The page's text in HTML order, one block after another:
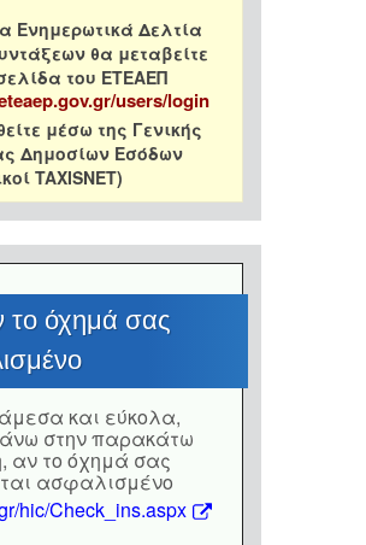
Ενημερωτικά Δελτία
θα μεταβείτε
του ΕΤΕΑΕΠ
users/login
μέσω της Γενικής
Δημοσίων Εσόδων
TAXISNET)
το όχημά σας
και εύκολα,
στην παρακάτω
αν το όχημά σας
ασφαλισμένο
hic/Check_ins.aspx